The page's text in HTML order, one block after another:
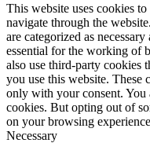
This website uses cookies
navigate through the
are categorized as
essential for the working of
also use third-party cookies
you use this website.
only with your consent. You
cookies. But opting out of
on your browsing
Necessary